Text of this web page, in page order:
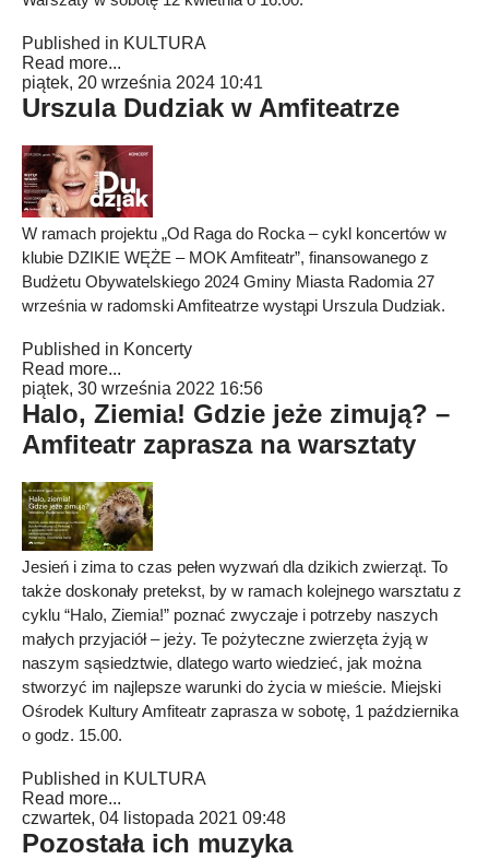
Published in KULTURA
Read more...
piątek, 20 września 2024 10:41
Urszula Dudziak w Amfiteatrze
W ramach projektu „Od Raga do Rocka – cykl koncertów w
klubie DZIKIE WĘŻE – MOK Amfiteatr”, finansowanego z
Budżetu Obywatelskiego 2024 Gminy Miasta Radomia 27
września w radomski Amfiteatrze wystąpi Urszula Dudziak.
Published in Koncerty
Read more...
piątek, 30 września 2022 16:56
Halo, Ziemia! Gdzie jeże zimują? –
Amfiteatr zaprasza na warsztaty
Jesień i zima to czas pełen wyzwań dla dzikich zwierząt. To
także doskonały pretekst, by w ramach kolejnego warsztatu z
cyklu “Halo, Ziemia!” poznać zwyczaje i potrzeby naszych
małych przyjaciół – jeży. Te pożyteczne zwierzęta żyją w
naszym sąsiedztwie, dlatego warto wiedzieć, jak można
stworzyć im najlepsze warunki do życia w mieście. Miejski
Ośrodek Kultury Amfiteatr zaprasza w sobotę, 1 października
o godz. 15.00.
Published in KULTURA
Read more...
czwartek, 04 listopada 2021 09:48
Pozostała ich muzyka